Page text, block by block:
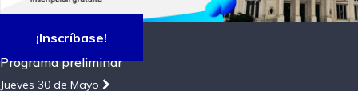
¡Inscríbase!
Programa preliminar
Jueves 30 de Mayo